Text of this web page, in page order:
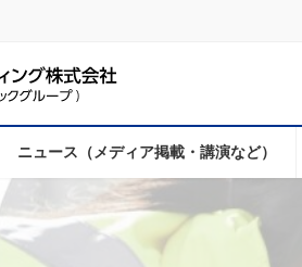
ニュース（メディア掲載・講演など）